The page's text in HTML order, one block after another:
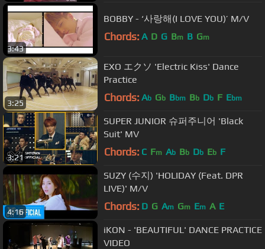
3:43
BOBBY - ‘사랑해(I LOVE YOU)’ M/V
Chords: A D G Bm B Gm
3:25
EXO エクソ 'Electric Kiss' Dance
Practice
Chords: Ab Gb Bbm Bb Db F Ebm
3:21
SUPER JUNIOR 슈퍼주니어 'Black
Suit' MV
Chords: C Fm Ab Bb Db Eb F
4:16
SUZY (수지) 'HOLIDAY (Feat. DPR
LIVE)' M/V
Chords: D G Am Gm Em A E
iKON - 'BEAUTIFUL' DANCE PRACTICE
VIDEO